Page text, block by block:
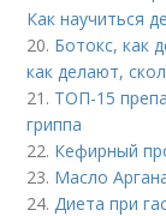
Как научиться
20. Ботокс, как
как делают,
21. ТОП-15
гриппа
22. Кефирный
23. Масло
24. Диета при